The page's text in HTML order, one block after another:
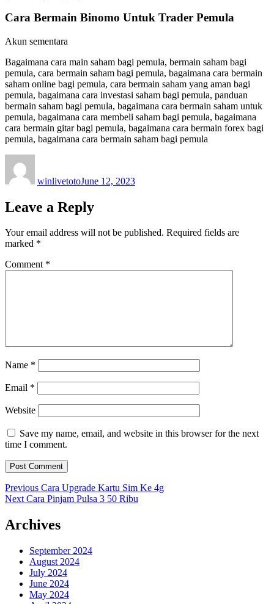
Cara Bermain Binomo Untuk Trader Pemula
Akun sementara
Bagaimana cara main saham bagi pemula, bermain saham bagi
pemula, cara bermain saham bagi pemula, bagaimana cara bermain
saham online bagi pemula, cara bermain saham yang aman bagi
pemula, bagaimana cara investasi saham bagi pemula, panduan
bermain saham bagi pemula, bagaimana cara bermain saham untuk
pemula, bagaimana cara membeli saham bagi pemula, bagaimana
cara bermain gitar bagi pemula, bagaimana cara bermain forex bagi
pemula, bagaimana cara bermain saham bagi pemula
winlivetotoJune 12, 2023
Leave a Reply
Your email address will not be published. Required fields are
marked *
Comment *
Name *
Email *
Website
Save my name, email, and website in this browser for the next
time I comment.
Post
navigation
Previous Previous
post:
Cara Upgrade Kartu Sim Ke 4g
Next Next
Cara Pinjam Pulsa 3 50 Ribu
Archives
September 2024
August 2024
July 2024
June 2024
May 2024